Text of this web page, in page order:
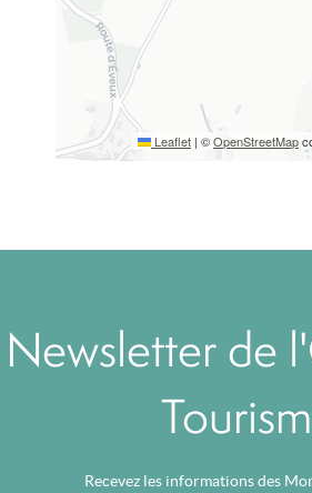
Leaflet | ©OpenStreetMap
Newsletter de l'Office de
Recevez les informations des